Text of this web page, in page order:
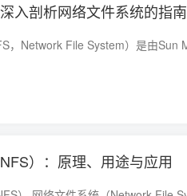
入剖析网络文件系统的指南
）：原理、用途与应用